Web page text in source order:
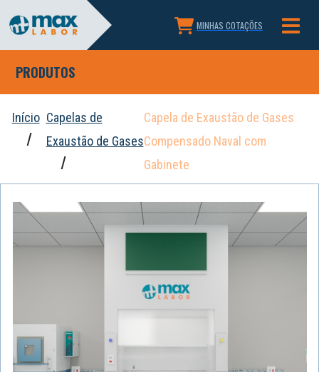
MINHAS COTAÇÕES
PRODUTOS
Início Capelas de
Exaustão de Gases
Capela de Exaustão de Gases
Compensado Naval com
Gabinete